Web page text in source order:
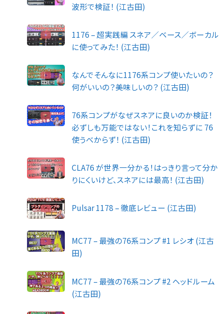
波形で検証！ (江古田)
1176 – 超実践編 スネア／ベース／ボーカル
に使ってみた！ (江古田)
なんでそんなに1176系コンプ使いたいの？
何がいいの？美味しいの？ (江古田)
76系コンプがなぜスネアに良いのか検証！
必ずしも万能ではない！これを知らずに 76
使うべからず！ (江古田)
CLA76 が世界一分かる！はっきり言って分か
りにくいけど、スネアには最高！ (江古田)
Pulsar 1178 – 徹底レビュー (江古田)
MC77 – 最強の76系コンプ #1 レシオ (江古
田)
MC77 – 最強の76系コンプ #2 ヘッドルーム
(江古田)